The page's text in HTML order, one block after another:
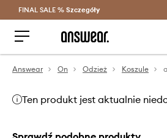
Oszczędzaj z Answear
FINAL SALE % Szczegóły
Answear On Odzież Koszule
Ten produkt jest aktualnie